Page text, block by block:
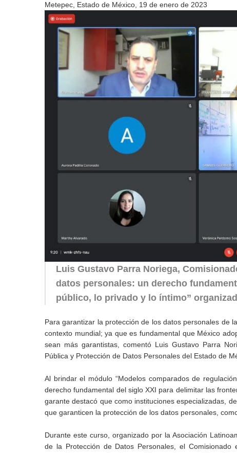
Metepec, Estado de México, 19 de enero de 2023
Luis Gustavo Parra Noriega,
datos personales: un derecho
público, lo privado y lo íntimo”
Para garantizar la protección de los datos personales de
contexto mundial; ya que es fundamental que México
sean más garantistas, comentó Luis Gustavo Parra
Pública y Protección de Datos Personales del Estado de
Al brindar el módulo “Modelos comparados de
derecho fundamental del siglo XXI para delimitar las
garante destacó que como instituciones especializadas,
que garanticen la protección de los datos personales,
Durante este curso, organizado por la Asociación
de la Protección de Datos Personales, el